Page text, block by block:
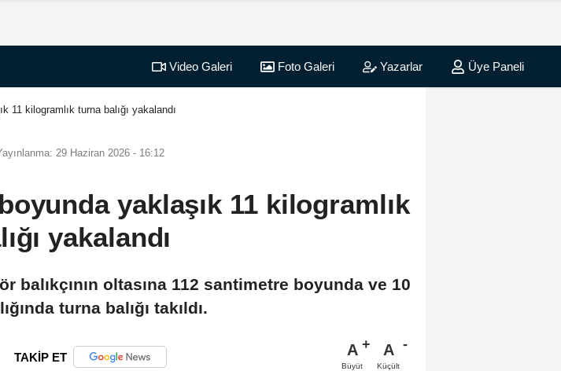
Video Galeri Foto Galeri Yazarlar Üye Paneli
11 kilogramlık turna balığı yakalandı
29 Haziran 2026 - 16:12
yaklaşık 11 kilogramlık
yakalandı
oltasına 112 santimetre boyunda ve 10
turna balığı takıldı.
TAKİP ET A
Büyüt
A
Küçült